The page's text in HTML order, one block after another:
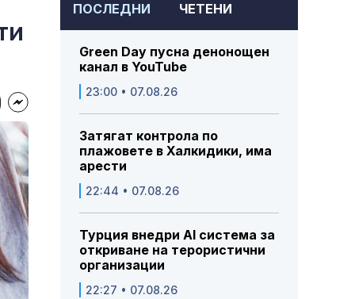
ПОСЛЕДНИ ЧЕТЕНИ
Green Day пусна денонощен
канал в YouTube
23:00 • 07.08.26
Затягат контрола по
плажовете в Халкидики, има
арести
22:44 • 07.08.26
Турция внедри AI система за
откриване на терористични
организации
22:27 • 07.08.26